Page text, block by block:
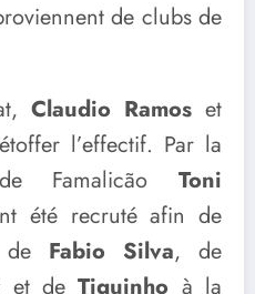
de clubs de
Claudio Ramos et
l’effectif. Par la
Famalicão Toni
été recruté afin de
Fabio Silva, de
et deTiquinho à la